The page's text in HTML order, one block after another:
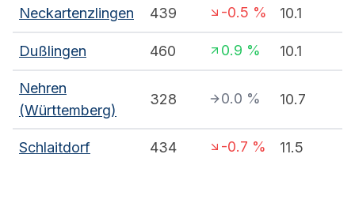
Neckartenzlingen 439 -0.5 % 10.1
Dußlingen 460 0.9 % 10.1
Nehren
(Württemberg)
328 0.0 % 10.7
Schlaitdorf 434 -0.7 % 11.5